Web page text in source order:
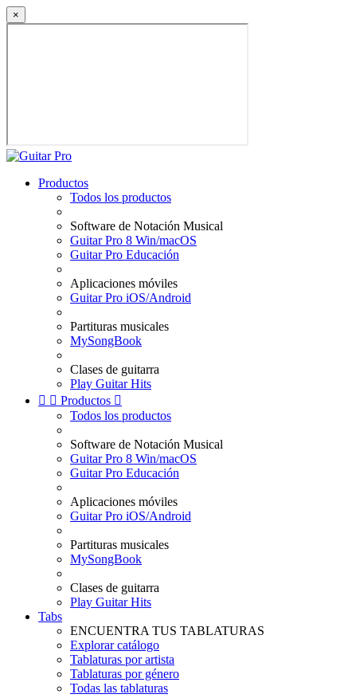
×
Productos
Todos los productos
Software de Notación Musical
Guitar Pro 8 Win/macOS
Guitar Pro Educación
Aplicaciones móviles
Guitar Pro iOS/Android
Partituras musicales
MySongBook
Clases de guitarra
Play Guitar Hits
  Productos 
Todos los productos
Software de Notación Musical
Guitar Pro 8 Win/macOS
Guitar Pro Educación
Aplicaciones móviles
Guitar Pro iOS/Android
Partituras musicales
MySongBook
Clases de guitarra
Play Guitar Hits
Tabs
ENCUENTRA TUS TABLATURAS
Explorar catálogo
Tablaturas por artista
Tablaturas por género
Todas las tablaturas